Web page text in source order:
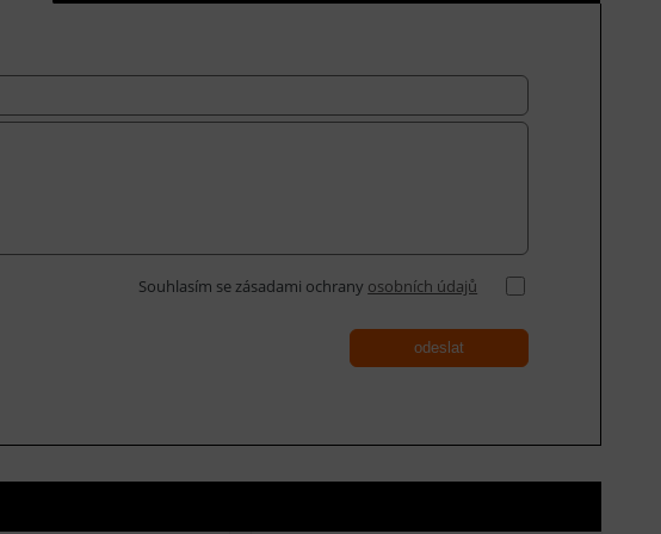
Souhlasím se zásadami ochrany osobních údajů
odeslat